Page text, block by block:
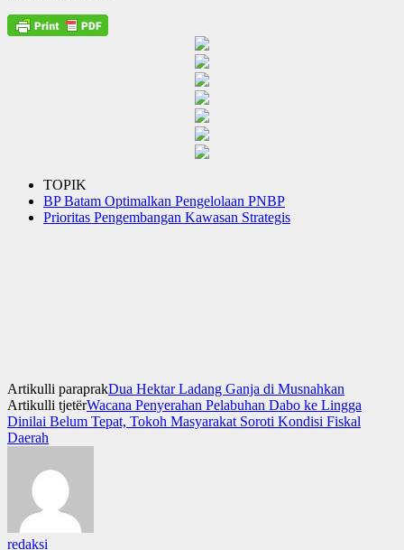
TOPIK
BP Batam Optimalkan Pengelolaan PNBP
Prioritas Pengembangan Kawasan Strategis
Artikulli paraprakDua Hektar Ladang Ganja di Musnahkan
Artikulli tjetërWacana Penyerahan Pelabuhan Dabo ke Lingga
Dinilai Belum Tepat, Tokoh Masyarakat Soroti Kondisi Fiskal
Daerah
redaksi